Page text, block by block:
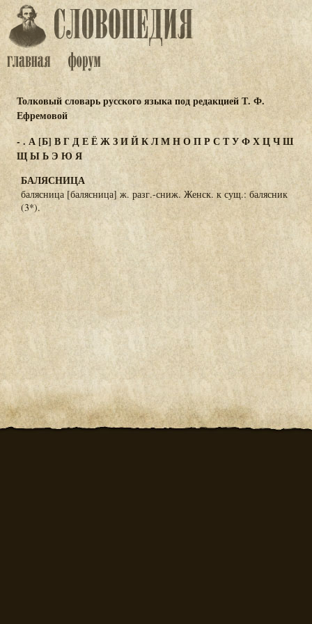
Толковый словарь русского языка под редакцией Т. Ф.
Ефремовой
- . А[Б]ВГДЕЁЖЗИЙКЛМНОПРС ТУФХЦЧШ
ЩЫЬЭ ЮЯ
БАЛЯСНИЦА
балясница [балясница] ж. разг.-сниж. Женск. к сущ.: балясник
(3*).